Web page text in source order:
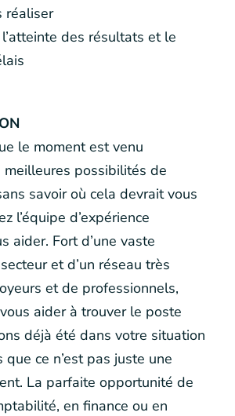
réaliser
des résultats et le
le moment est venu
meilleures possibilités de
savoir où cela devrait vous
l’équipe d’expérience
aider. Fort d’une vaste
et d’un réseau très
et de professionnels,
aider à trouver le poste
déjà été dans votre situation
ce n’est pas juste une
La parfaite opportunité de
en finance ou en